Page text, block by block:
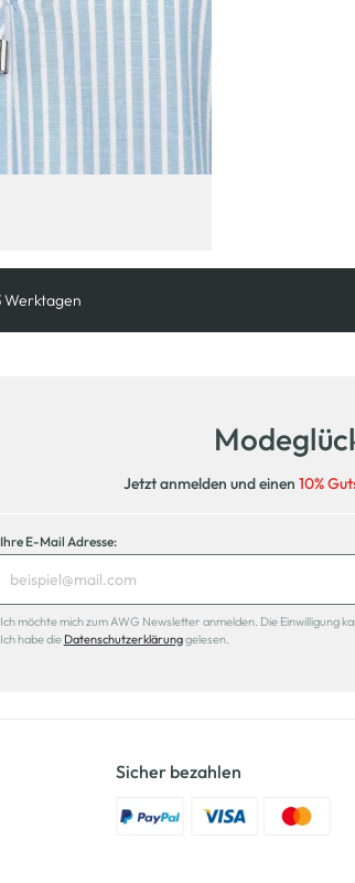
Jetzt anmelden und einen 10%
Ihre E-Mail Adresse:
Ich möchte mich zum AWG Newsletter anmelden. Die Einwilligung
Ich habe die Datenschutzerklärunggelesen.
Sicher bezahlen